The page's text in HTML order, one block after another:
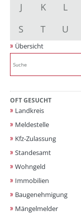
J
K L
S
T U
Übersicht
OFT GESUCHT
Landkreis
Meldestelle
Kfz-Zulassung
Standesamt
Wohngeld
Immobilien
Baugenehmigung
Mängelmelder